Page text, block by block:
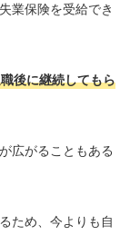
業保険を受給でき
後に継続してもら
広がることもある
ため、今よりも自